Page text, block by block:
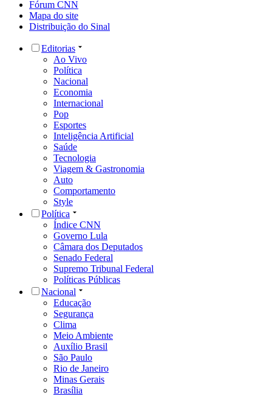
Fórum CNN
Mapa do site
Distribuição do Sinal
Editorias
Ao Vivo
Política
Nacional
Economia
Internacional
Pop
Esportes
Inteligência Artificial
Saúde
Tecnologia
Viagem & Gastronomia
Auto
Comportamento
Style
Política
Índice CNN
Governo Lula
Câmara dos Deputados
Senado Federal
Supremo Tribunal Federal
Políticas Públicas
Nacional
Educação
Segurança
Clima
Meio Ambiente
Auxílio Brasil
São Paulo
Rio de Janeiro
Minas Gerais
Brasília